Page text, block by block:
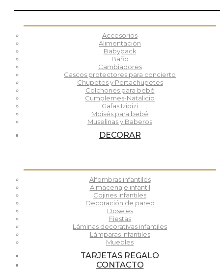
Accesorios
Alimentación
Babypack
Baño
Cambiadores
Cascos protectores para concierto
Chupetes y Portachupetes
Colchones para bebé
Cumplemes-Natalicio
Gafas Izipizi
Moisés para bebé
Muselinas y Baberos
DECORAR
Alfombras infantiles
Almacenaje infantil
Cojines infantiles
Decoración de pared
Doseles
Fiestas
Láminas decorativas infantiles
Lámparas Infantiles
Muebles
TARJETAS REGALO
CONTACTO